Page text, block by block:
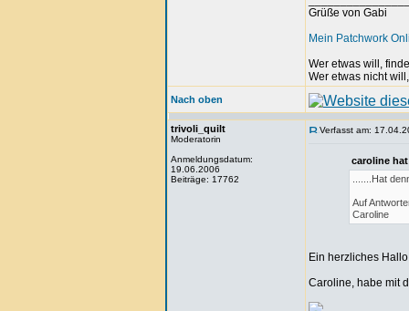
Grüße von Gabi
Mein Patchwork
Wer etwas will,
Wer etwas nicht
Nach oben
trivoli_quilt
Moderatorin
Anmeldungsdatum:
19.06.2006
Beiträge: 17762
Verfasst am:
caroline
.......Hat
Auf
Caroline
Ein herzliches
Caroline, habe mit